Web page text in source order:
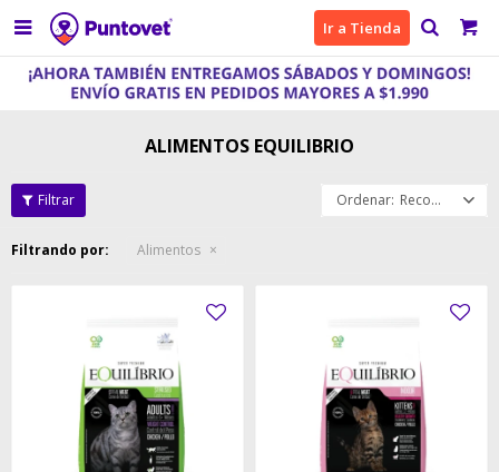
 Ir a Tienda
ALIMENTOS EQUILIBRIO
Recomendados
Filtrando por: Alimentos